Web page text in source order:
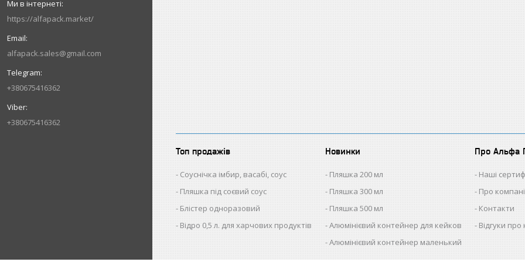
https://alfapack.market/
alfapack.sales@gmail.com
+380675416362
+380675416362
Топ продажів
Соуснічка імбир, васабі, соус
Пляшка під соєвий соус
Блістер одноразовий
Відро 0,5 л. для харчових продуктів
Новинки
Пляшка 200 мл
Пляшка 300 мл
Пляшка 500 мл
Алюмінієвий контейнер для кейков
Алюмінієвий контейнер маленький
Про Альфа
Наші
Про
Контакти
Відгуки про